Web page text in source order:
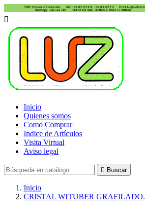

Inicio
Quienes somos
Como Comprar
Indice de Artículos
Visita Virtual
Aviso legal
 Buscar
Inicio
CRISTAL WITUBER GRAFILADO.